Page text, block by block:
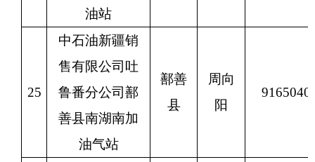
油站
25
中石油新疆销
售有限公司吐
鲁番分公司鄯
善县南湖南加
油气站
鄯善
县
周向
阳